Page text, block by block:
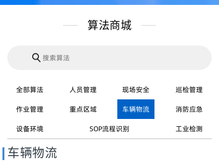
算法商城
全部算法 人员管理 现场安全
巡检管理
作业管理
重点区域 车辆物流
消防应急
设备环境
SOP流程识别 工业检测
车辆物流